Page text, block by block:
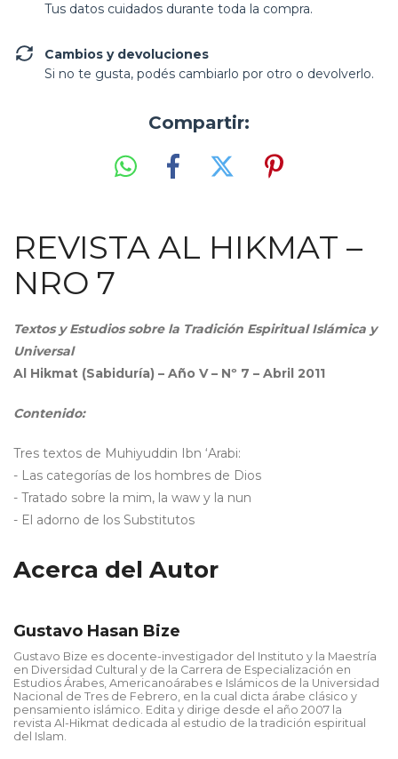
Tus datos cuidados durante toda la compra.
Cambios y devoluciones
Si no te gusta, podés cambiarlo por otro o devolverlo.
Compartir:
REVISTA AL HIKMAT –
NRO 7
Textos y Estudios sobre la Tradición Espiritual Islámica y
Universal
Al Hikmat (Sabiduría) – Año V – Nº 7 – Abril 2011
Contenido:
Tres textos de Muhiyuddin Ibn ‘Arabi:
- Las categorías de los hombres de Dios
- Tratado sobre la mim, la waw y la nun
- El adorno de los Substitutos
Acerca del Autor
Gustavo Hasan Bize
Gustavo Bize es docente-investigador del Instituto y la Maestría
en Diversidad Cultural y de la Carrera de Especialización en
Estudios Árabes, Americanoárabes e Islámicos de la Universidad
Nacional de Tres de Febrero, en la cual dicta árabe clásico y
pensamiento islámico. Edita y dirige desde el año 2007 la
revista Al-Hikmat dedicada al estudio de la tradición espiritual
del Islam.